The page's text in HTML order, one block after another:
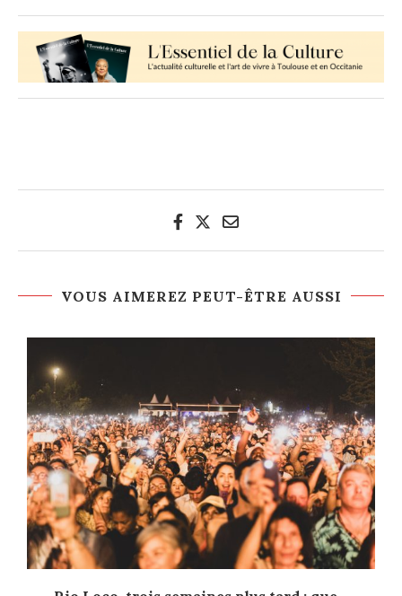
VOUS AIMEREZ PEUT-ÊTRE AUSSI